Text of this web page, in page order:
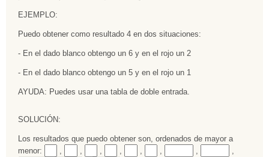
EJEMPLO:
Puedo obtener como resultado 4 en dos situaciones:
- En el dado blanco obtengo un 6 y en el rojo un 2
- En el dado blanco obtengo un 5 y en el rojo un 1
AYUDA: Puedes usar una tabla de doble entrada.
SOLUCIÓN:
Los resultados que puedo obtener son, ordenados de mayor a
menor: